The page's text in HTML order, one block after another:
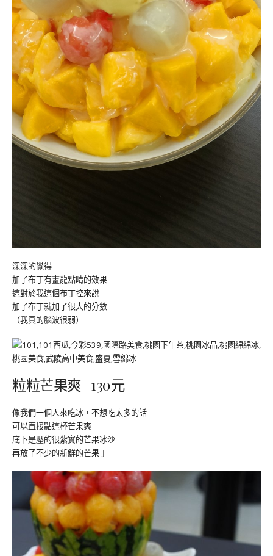
深深的覺得
加了布丁有畫龍點睛的效果
這對於我這個布丁控來說
加了布丁就加了很大的分數
（我真的腦波很弱）
粒粒芒果爽 130元
像我們一個人來吃冰，不想吃太多的話
可以直接點這杯芒果爽
底下是壓的很紮實的芒果冰沙
再放了不少的新鮮的芒果丁